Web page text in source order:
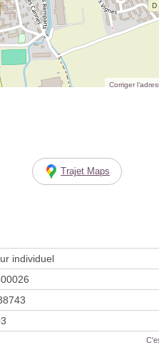
Corriger
Trajet Maps
individuel